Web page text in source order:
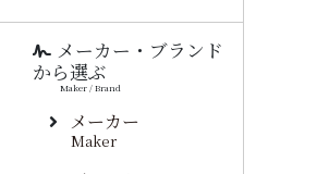
メーカー・ブランド
から選ぶ
Maker / Brand
メーカー
Maker